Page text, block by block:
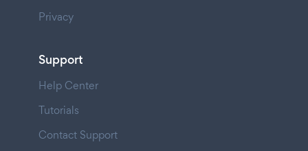
Privacy
Support
Help Center
Tutorials
Contact Support